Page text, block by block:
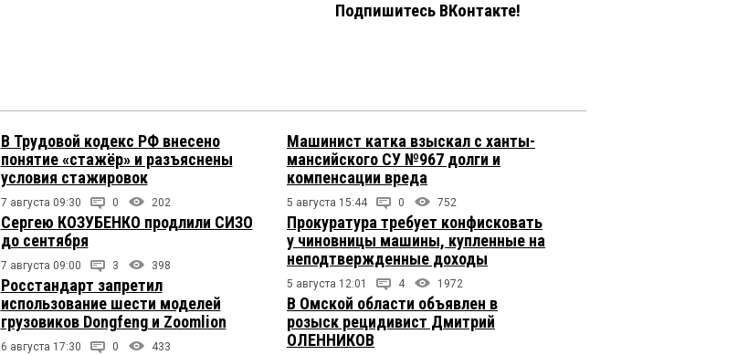
Подпишитесь ВКонтакте!
В Трудовой кодекс РФ внесено
понятие «стажёр» и разъяснены
условия стажировок
7 августа 09:30 0 202
Сергею КОЗУБЕНКО продлили СИЗО
до сентября
7 августа 09:00 3 398
Росстандарт запретил
использование шести моделей
грузовиков Dongfeng и Zoomlion
6 августа 17:30 0 433
Машинист катка взыскал с ханты-
мансийского СУ №967 долги и
компенсации вреда
5 августа 15:44 0 752
Прокуратура требует конфисковать
у чиновницы машины, купленные на
неподтвержденные доходы
5 августа 12:01 4 1972
В Омской области объявлен в
розыск рецидивист Дмитрий
ОЛЕННИКОВ